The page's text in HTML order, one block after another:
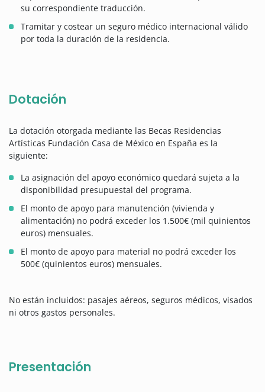
su correspondiente traducción.
Tramitar y costear un seguro médico internacional válido
por toda la duración de la residencia.
Dotación
La dotación otorgada mediante las Becas Residencias
Artísticas Fundación Casa de México en España es la
siguiente:
La asignación del apoyo económico quedará sujeta a la
disponibilidad presupuestal del programa.
El monto de apoyo para manutención (vivienda y
alimentación) no podrá exceder los 1.500€ (mil quinientos
euros) mensuales.
El monto de apoyo para material no podrá exceder los
500€ (quinientos euros) mensuales.
No están incluidos: pasajes aéreos, seguros médicos, visados
ni otros gastos personales.
Presentación